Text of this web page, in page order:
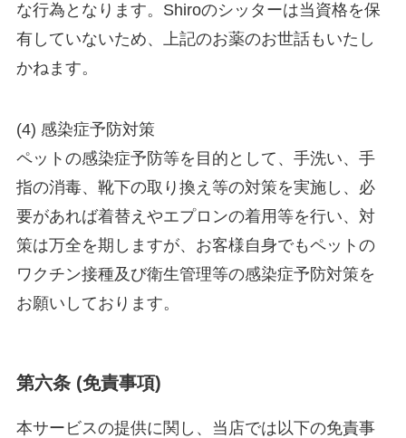
な行為となります。Shiroのシッターは当資格を保
有していないため、上記のお薬のお世話もいたし
かねます。
(4) 感染症予防対策
ペットの感染症予防等を目的として、手洗い、手
指の消毒、靴下の取り換え等の対策を実施し、必
要があれば着替えやエプロンの着用等を行い、対
策は万全を期しますが、お客様自身でもペットの
ワクチン接種及び衛生管理等の感染症予防対策を
お願いしております。
第六条 (免責事項)
本サービスの提供に関し、当店では以下の免責事